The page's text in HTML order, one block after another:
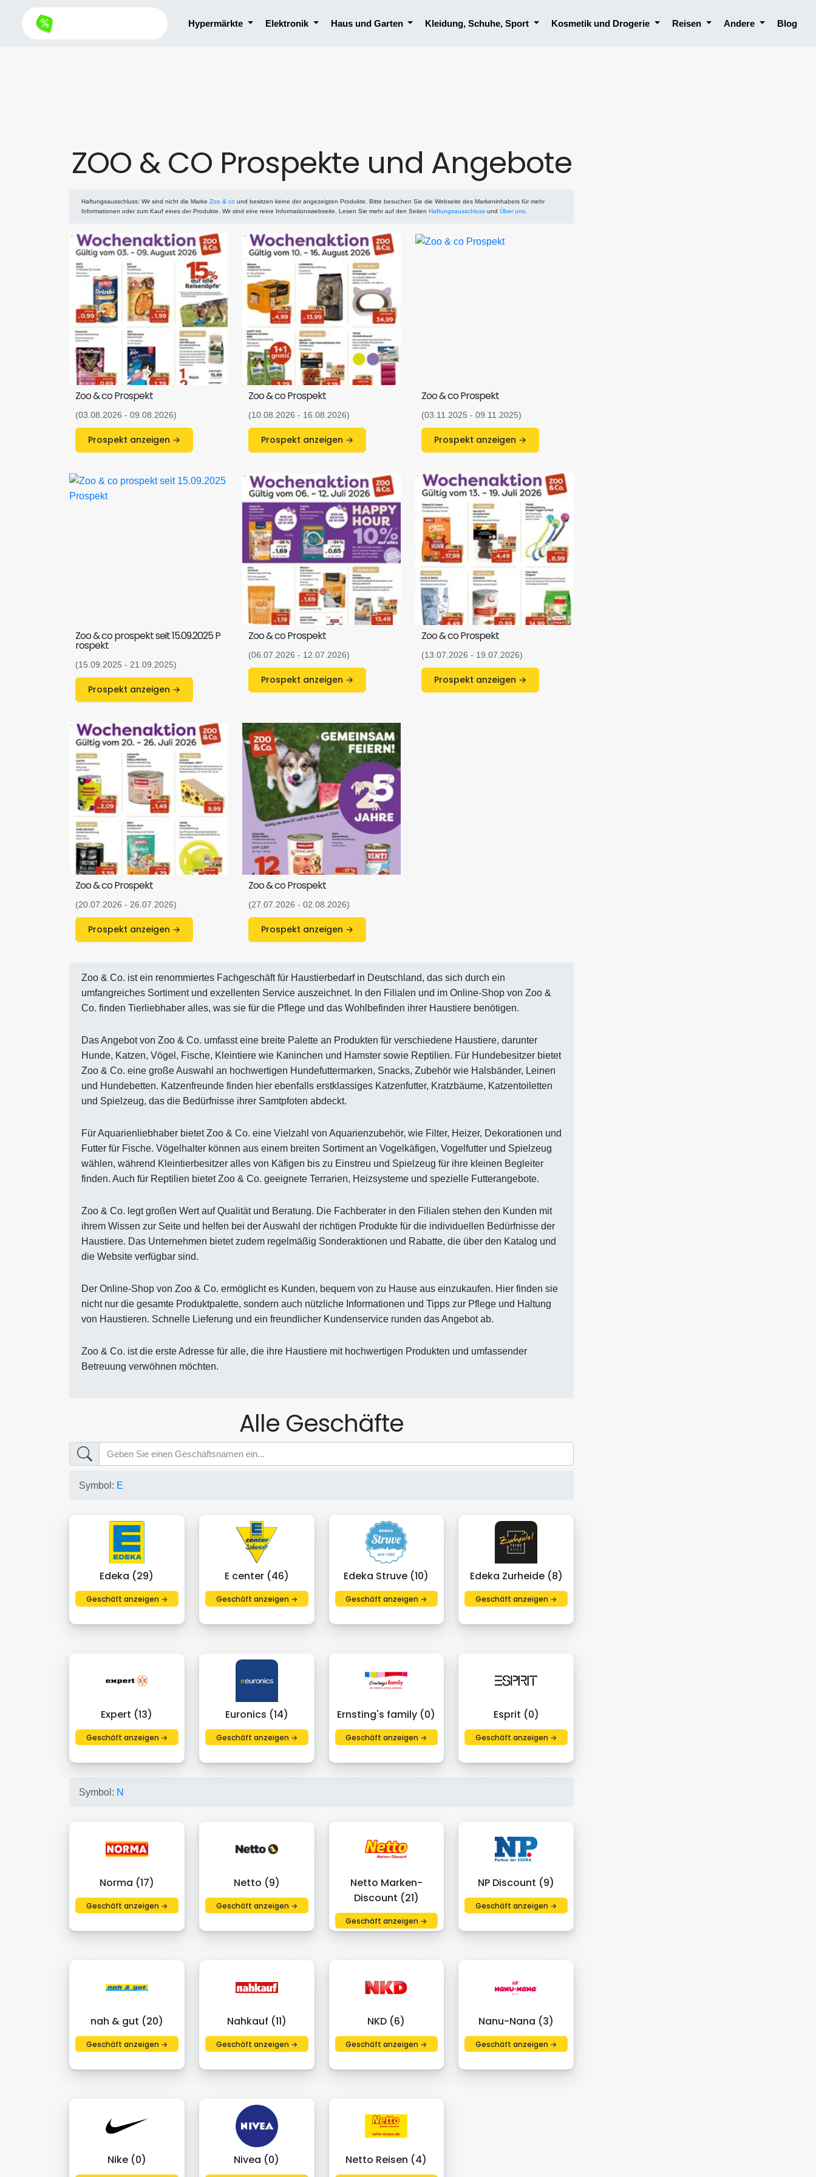
Hypermärkte Elektronik Haus und Garten Kleidung, Schuhe, Sport Kosmetik und Drogerie Reisen Andere Blog
ZOO & CO Prospekte und Angebote
Haftungsausschluss: Wir sind nicht die Marke Zoo & co und besitzen keine der angezeigten Produkte. Bitte besuchen Sie die Webseite des Markeninhabers für mehr
Informationen oder zum Kauf eines der Produkte. Wir sind eine reine Informationswebseite. Lesen Sie mehr auf den Seiten Haftungsausschluss und Über uns
Zoo & co Prospekt
(03.08.2026 - 09.08.2026)
Prospekt anzeigen →
Zoo & co Prospekt
(10.08.2026 - 16.08.2026)
Prospekt anzeigen →
Zoo & co Prospekt
(03.11.2025 - 09.11.2025)
Prospekt anzeigen →
Zoo & co prospekt seit 15.09.2025 P
rospekt
(15.09.2025 - 21.09.2025)
Prospekt anzeigen →
Zoo & co Prospekt
(06.07.2026 - 12.07.2026)
Prospekt anzeigen →
Zoo & co Prospekt
(13.07.2026 - 19.07.2026)
Prospekt anzeigen →
Zoo & co Prospekt
(20.07.2026 - 26.07.2026)
Prospekt anzeigen →
Zoo & co Prospekt
(27.07.2026 - 02.08.2026)
Prospekt anzeigen →
Zoo & Co. ist ein renommiertes Fachgeschäft für Haustierbedarf in Deutschland, das sich durch ein
umfangreiches Sortiment und exzellenten Service auszeichnet. In den Filialen und im Online-Shop von Zoo &
Co. finden Tierliebhaber alles, was sie für die Pflege und das Wohlbefinden ihrer Haustiere benötigen.
Das Angebot von Zoo & Co. umfasst eine breite Palette an Produkten für verschiedene Haustiere, darunter
Hunde, Katzen, Vögel, Fische, Kleintiere wie Kaninchen und Hamster sowie Reptilien. Für Hundebesitzer bietet
Zoo & Co. eine große Auswahl an hochwertigen Hundefuttermarken, Snacks, Zubehör wie Halsbänder, Leinen
und Hundebetten. Katzenfreunde finden hier ebenfalls erstklassiges Katzenfutter, Kratzbäume, Katzentoiletten
und Spielzeug, das die Bedürfnisse ihrer Samtpfoten abdeckt.
Für Aquarienliebhaber bietet Zoo & Co. eine Vielzahl von Aquarienzubehör, wie Filter, Heizer, Dekorationen und
Futter für Fische. Vögelhalter können aus einem breiten Sortiment an Vogelkäfigen, Vogelfutter und Spielzeug
wählen, während Kleintierbesitzer alles von Käfigen bis zu Einstreu und Spielzeug für ihre kleinen Begleiter
finden. Auch für Reptilien bietet Zoo & Co. geeignete Terrarien, Heizsysteme und spezielle Futterangebote.
Zoo & Co. legt großen Wert auf Qualität und Beratung. Die Fachberater in den Filialen stehen den Kunden mit
ihrem Wissen zur Seite und helfen bei der Auswahl der richtigen Produkte für die individuellen Bedürfnisse der
Haustiere. Das Unternehmen bietet zudem regelmäßig Sonderaktionen und Rabatte, die über den Katalog und
die Website verfügbar sind.
Der Online-Shop von Zoo & Co. ermöglicht es Kunden, bequem von zu Hause aus einzukaufen. Hier finden sie
nicht nur die gesamte Produktpalette, sondern auch nützliche Informationen und Tipps zur Pflege und Haltung
von Haustieren. Schnelle Lieferung und ein freundlicher Kundenservice runden das Angebot ab.
Zoo & Co. ist die erste Adresse für alle, die ihre Haustiere mit hochwertigen Produkten und umfassender
Betreuung verwöhnen möchten.
Alle Geschäfte
Symbol: E
Edeka (29)
Geschäft anzeigen →
E center (46)
Geschäft anzeigen →
Edeka Struve (10)
Geschäft anzeigen →
Edeka Zurheide (8)
Geschäft anzeigen →
Expert (13)
Geschäft anzeigen →
Euronics (14)
Geschäft anzeigen →
Ernsting's family (0)
Geschäft anzeigen →
Esprit (0)
Geschäft anzeigen →
Symbol: N
Norma (17)
Geschäft anzeigen →
Netto (9)
Geschäft anzeigen →
Netto Marken-
Discount (21)
Geschäft anzeigen →
NP Discount (9)
Geschäft anzeigen →
nah & gut (20)
Geschäft anzeigen →
Nahkauf (11)
Geschäft anzeigen →
NKD (6)
Geschäft anzeigen →
Nanu-Nana (3)
Geschäft anzeigen →
Nike (0) Nivea (0) Netto Reisen (4)